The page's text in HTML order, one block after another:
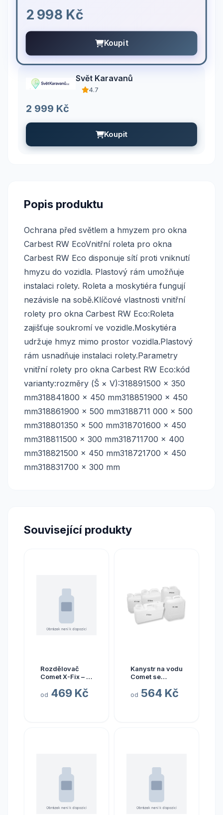
2 998 Kč
Koupit
Svět Karavanů
4.7
2 999 Kč
Koupit
Popis produktu
Ochrana před světlem a hmyzem pro okna
Carbest RW EcoVnitřní roleta pro okna
Carbest RW Eco disponuje sítí proti vniknutí
hmyzu do vozidla. Plastový rám umožňuje
instalaci rolety. Roleta a moskytiéra fungují
nezávisle na sobě.Klíčové vlastnosti vnitřní
rolety pro okna Carbest RW Eco:Roleta
zajišťuje soukromí ve vozidle.Moskytiéra
udržuje hmyz mimo prostor vozidla.Plastový
rám usnadňuje instalaci rolety.Parametry
vnitřní rolety pro okna Carbest RW Eco:kód
varianty:rozměry (Š × V):318891500 × 350
mm318841800 × 450 mm318851900 × 450
mm318861900 × 500 mm3188711 000 × 500
mm318801350 × 500 mm318701600 × 450
mm318811500 × 300 mm318711700 × 400
mm318821500 × 450 mm318721700 × 450
mm318831700 × 300 mm
Související produkty
Rozdělovač
Comet X-Fix – 5
od 469 Kč
Kanystr na vodu
Comet se
- uzávěr DIN 96
od 564 Kč